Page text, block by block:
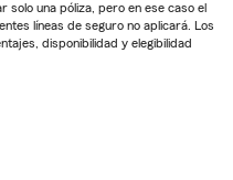
una póliza, pero en ese caso el
líneas de seguro no aplicará. Los
disponibilidad y elegibilidad